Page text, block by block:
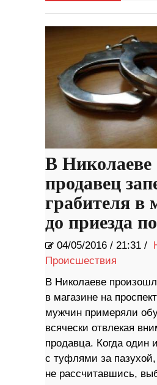
В Николаеве
продавец
грабителя в
до приезда
04/05/2016 / 21:31 /
Происшествия
В Николаеве
в магазине на
мужчин примеряли
всячески отвлекая
продавца. Когда один
с туфлями за пазухой,
не рассчитавшись,